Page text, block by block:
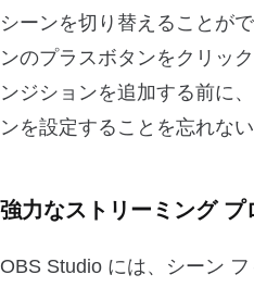
シーンを切り替えることが
ンのプラスボタンをクリッ
ンジションを追加する前に
ンを設定することを忘れな
強力なストリーミング プ
OBS Studio には、シーン